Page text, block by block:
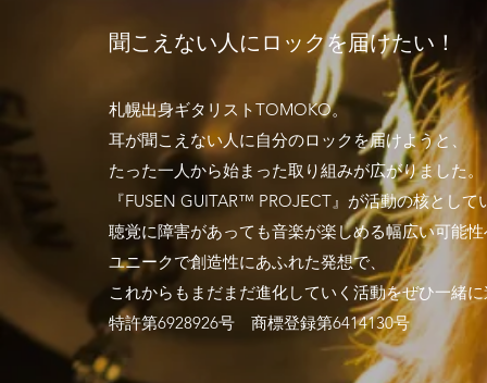
聞こえない人にロックを届けたい！
札幌出身ギタリストTOMOKO。
耳が聞こえない人に自分のロックを届けようと、
たった一人から始まった取り組みが広がりました。
『FUSEN GUITAR™ PROJECT』が活動の核として
聴覚に障害があっても音楽が楽しめる幅広い可能
ユニークで創造性にあふれた発想で、
これからもまだまだ進化していく活動をぜひ一緒
​特許第6928926号 商標登録第6414130号